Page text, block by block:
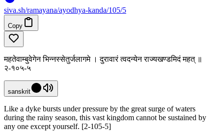
siva.sh/ramayana/ayodhya-kanda/105/5
Copy
महतेवाम्बुवेगेन भिन्नस्सेतुर्जलागमे । दुरावारं त्वदन्येन राज्यखण्डमिदं महत् ॥
२-१०५-५
sanskrit
Like a dyke bursts under pressure by the great surge of waters
during the rainy season, this vast kingdom cannot be sustained by
any one except yourself. [2-105-5]